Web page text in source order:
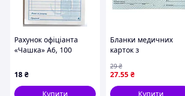
Рахунок офіціанта
«Чашка» А6, 100
18 ₴
Купити
Бланки медичних
карток з
захистом 105608 для
особистої медичної
документації
27.55 ₴
29₴
Купити